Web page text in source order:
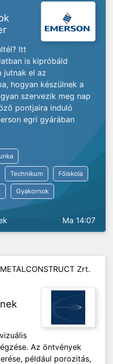
Itt
is kipróbáld
jutnak el az
hogyan készülnek a
szervezik meg nap
pontjaira induló
egri gyárában
Technikum Főiskola
Gyakornok
Ma 14:07
Zrt.
Az öntvények
például porozitás,